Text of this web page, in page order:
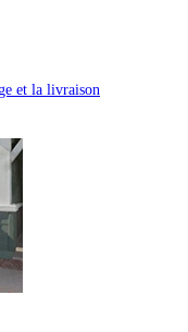
et la livraison